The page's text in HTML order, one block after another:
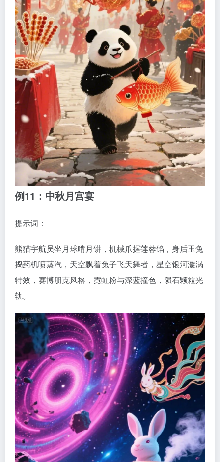
例11：中秋月宫宴
提示词：
熊猫宇航员坐月球啃月饼，机械爪握莲蓉馅，身后玉兔
捣药机喷蒸汽，天空飘着兔子飞天舞者，星空银河漩涡
特效，赛博朋克风格，霓虹粉与深蓝撞色，陨石颗粒光
轨。